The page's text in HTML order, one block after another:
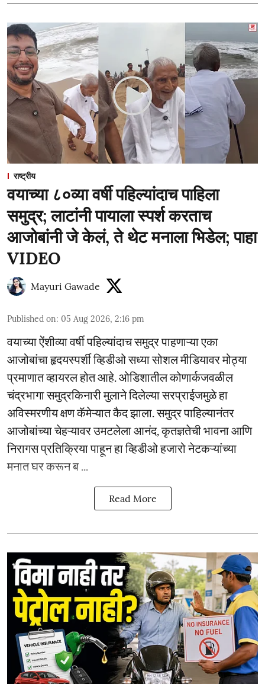
राष्ट्रीय
वयाच्या ८०व्या वर्षी पहिल्यांदाच पाहिला
समुद्र; लाटांनी पायाला स्पर्श करताच
आजोबांनी जे केलं, ते थेट मनाला भिडेल; पाहा
VIDEO
Mayuri Gawade
Published on: 05 Aug 2026, 2:16 pm
वयाच्या ऐंशीव्या वर्षी पहिल्यांदाच समुद्र पाहणाऱ्या एका
आजोबांचा हृदयस्पर्शी व्हिडीओ सध्या सोशल मीडियावर मोठ्या
प्रमाणात व्हायरल होत आहे. ओडिशातील कोणार्कजवळील
चंद्रभागा समुद्रकिनारी मुलाने दिलेल्या सरप्राईजमुळे हा
अविस्मरणीय क्षण कॅमेऱ्यात कैद झाला. समुद्र पाहिल्यानंतर
आजोबांच्या चेहऱ्यावर उमटलेला आनंद, कृतज्ञतेची भावना आणि
निरागस प्रतिक्रिया पाहून हा व्हिडीओ हजारो नेटकऱ्यांच्या
मनात घर करून ब ...
Read More